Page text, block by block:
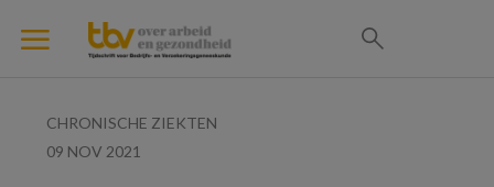
CHRONISCHE ZIEKTEN
09 NOV 2021